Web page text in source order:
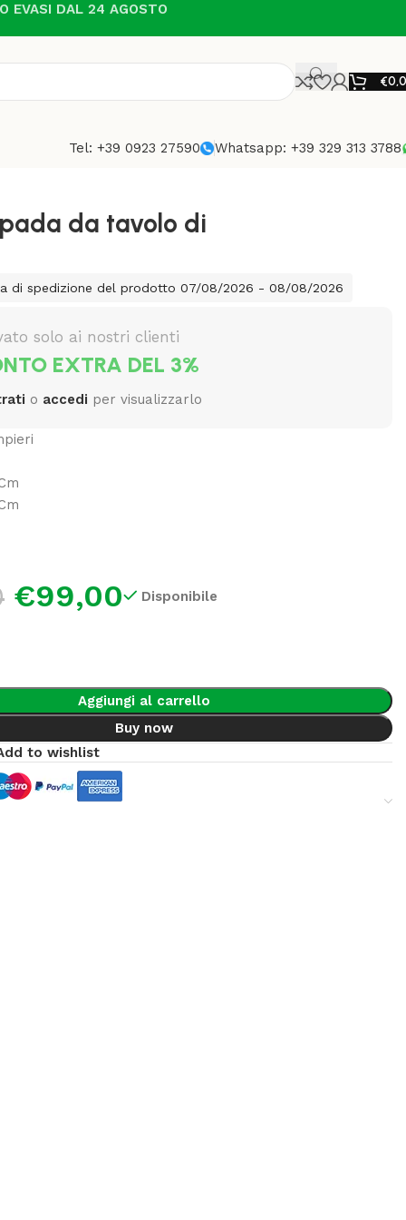
EVASI DAL 24 AGOSTO
€
Tel: +39 0923 27590 Whatsapp: +39 329 313 3788
da tavolo di
di spedizione del prodotto 07/08/2026 - 08/08/2026
solo ai nostri clienti
EXTRA DEL 3%
o accedi per visualizzarlo
€99,00 Disponibile
Aggiungi al carrello
Buy now
to wishlist